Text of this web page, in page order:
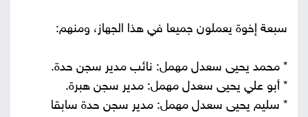
سبعة إخوة يعملون جميعا في هذا الجهاز، ومنهم:
* محمد يحيى سعدل مهمل: نائب مدير سجن حدة.
* أبو علي يحيى سعدل مهمل: مدير سجن هبرة.
* سليم يحيى سعدل مهمل: مدير سجن حدة سابقا